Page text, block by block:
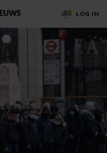
LOG IN